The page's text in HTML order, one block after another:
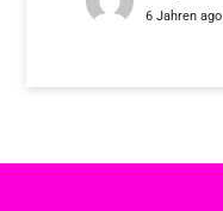
6 Jahren ago